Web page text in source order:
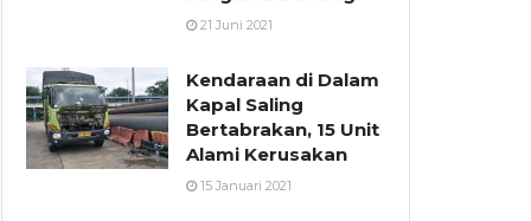
21 Juni 2021
Kendaraan di Dalam
Kapal Saling
Bertabrakan, 15 Unit
Alami Kerusakan
15 Januari 2021